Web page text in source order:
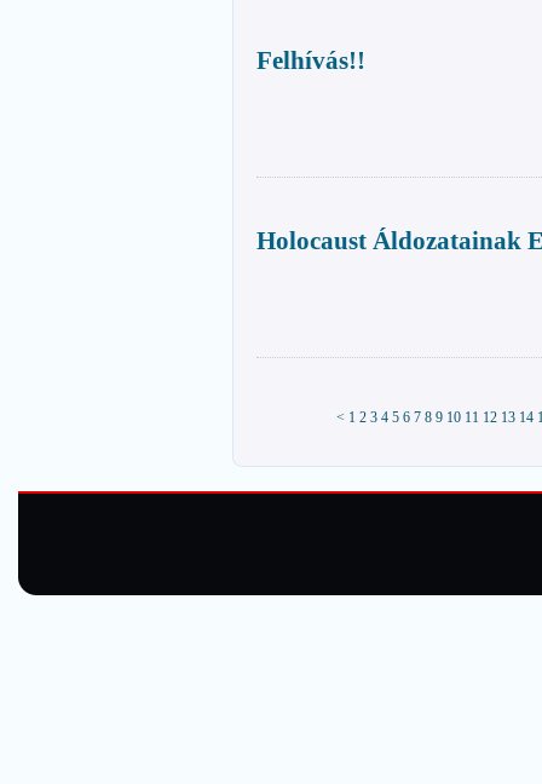
Felhívás!!
Holocaust Áldozatainak
< 1 2 3 4 5 6 7 8 9 10 11 12 13 14